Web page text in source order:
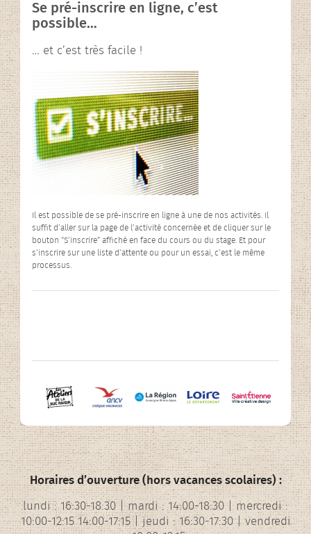
Se pré-inscrire en ligne, c’est
possible…
… et c’est très facile !
Il est possible de se pré-inscrire en ligne à une de nos activités. Il
suffit d’aller sur la page de l’activité concernée et de cliquer sur le
bouton “S’inscrire” affiché en face du cours ou du stage. Et pour
s’inscrire sur une liste d’attente ou pour un essai, c’est le même
processus.
Horaires d’ouverture (hors vacances scolaires) :
lundi : 16:30-18:30 | mardi : 14:00-18:30 | mercredi :
10:00-12:15 14:00-17:15 | jeudi : 16:30-17:30 | vendredi